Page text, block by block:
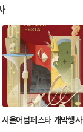
서울어텀페스타 개막행사